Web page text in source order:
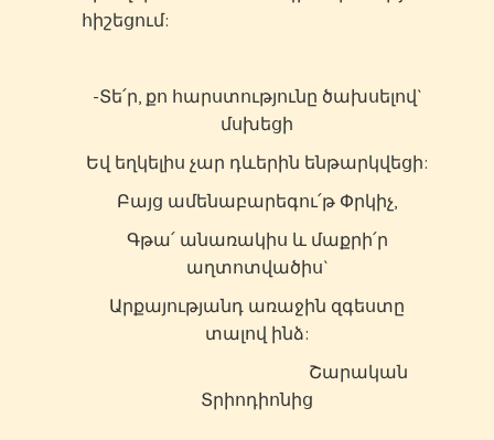
հիշեցում:
-Տե՛ր, քո հարստությունը ծախսելով`
մսխեցի
Եվ եղկելիս չար դևերին ենթարկվեցի:
Բայց ամենաբարեգու՛թ Փրկիչ,
Գթա՛ անառակիս և մաքրի՛ր
աղտոտվածիս`
Արքայությանդ առաջին զգեստը
տալով ինձ:
Շարական
Տրիոդիոնից